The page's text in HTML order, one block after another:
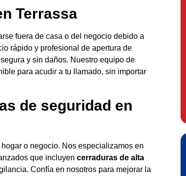
Terrassa
fuera de casa o del negocio debido a
rápido y profesional de apertura de
y sin daños. Nuestro equipo de
para acudir a tu llamado, sin importar
de seguridad en
o negocio. Nos especializamos en
que incluyen cerraduras de alta
Confía en nosotros para mejorar la